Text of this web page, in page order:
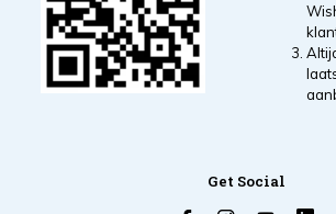
Get Social